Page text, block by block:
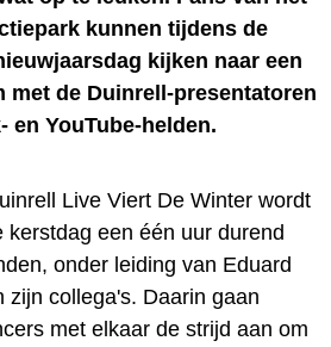
kunnen tijdens de
kijken naar een
met de Duinrell-presentatoren
en YouTube-helden.
Live Viert De Winter wordt
kerstdag een één uur durend
onder leiding van Eduard
zijn collega's. Daarin gaan
met elkaar de strijd aan om